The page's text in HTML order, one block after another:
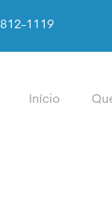
1119
Início